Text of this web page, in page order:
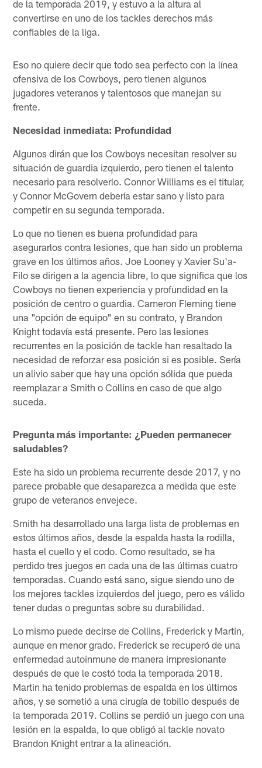
de la temporada 2019, y estuvo a la altura al
convertirse en uno de los tackles derechos más
confiables de la liga.
Eso no quiere decir que todo sea perfecto con la línea
ofensiva de los Cowboys, pero tienen algunos
jugadores veteranos y talentosos que manejan su
frente.
Necesidad inmediata: Profundidad
Algunos dirán que los Cowboys necesitan resolver su
situación de guardia izquierdo, pero tienen el talento
necesario para resolverlo. Connor Williams es el titular,
y Connor McGovern debería estar sano y listo para
competir en su segunda temporada.
Lo que no tienen es buena profundidad para
asegurarlos contra lesiones, que han sido un problema
grave en los últimos años. Joe Looney y Xavier Su'a-
Filo se dirigen a la agencia libre, lo que significa que los
Cowboys no tienen experiencia y profundidad en la
posición de centro o guardia. Cameron Fleming tiene
una "opción de equipo" en su contrato, y Brandon
Knight todavía está presente. Pero las lesiones
recurrentes en la posición de tackle han resaltado la
necesidad de reforzar esa posición si es posible. Sería
un alivio saber que hay una opción sólida que pueda
reemplazar a Smith o Collins en caso de que algo
suceda.
Pregunta más importante: ¿Pueden permanecer
saludables?
Este ha sido un problema recurrente desde 2017, y no
parece probable que desaparezca a medida que este
grupo de veteranos envejece.
Smith ha desarrollado una larga lista de problemas en
estos últimos años, desde la espalda hasta la rodilla,
hasta el cuello y el codo. Como resultado, se ha
perdido tres juegos en cada una de las últimas cuatro
temporadas. Cuando está sano, sigue siendo uno de
los mejores tackles izquierdos del juego, pero es válido
tener dudas o preguntas sobre su durabilidad.
Lo mismo puede decirse de Collins, Frederick y Martin,
aunque en menor grado. Frederick se recuperó de una
enfermedad autoinmune de manera impresionante
después de que le costó toda la temporada 2018.
Martin ha tenido problemas de espalda en los últimos
años, y se sometió a una cirugía de tobillo después de
la temporada 2019. Collins se perdió un juego con una
lesión en la espalda, lo que obligó al tackle novato
Brandon Knight entrar a la alineación.